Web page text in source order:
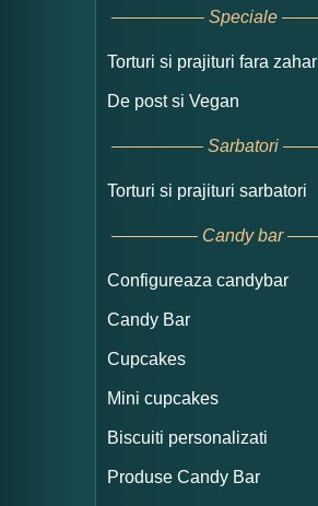
Speciale
Torturi si prajituri fara zahar
De post si Vegan
Sarbatori
Torturi si prajituri sarbatori
Candy bar
Configureaza candybar
Candy Bar
Cupcakes
Mini cupcakes
Biscuiti personalizati
Produse Candy Bar